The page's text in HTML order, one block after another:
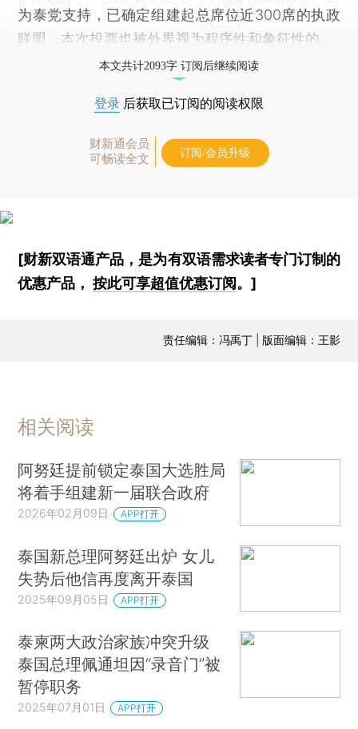
为泰党支持，已确定组建起总席位近300席的执政
联盟，本次投票也被外界视为程序性和象征性的。
本文共计2093字 订阅后继续阅读
登录 后获取已订阅的阅读权限
财新通会员
可畅读全文
订阅/会员升级
[财新双语通产品，是为有双语需求读者专门订制的
优惠产品，按此可享超值优惠订阅。]
责任编辑：冯禹丁 | 版面编辑：王影
相关阅读
阿努廷提前锁定泰国大选胜局
将着手组建新一届联合政府
2026年02月09日 APP打开
泰国新总理阿努廷出炉 女儿
失势后他信再度离开泰国
2025年09月05日 APP打开
泰柬两大政治家族冲突升级
泰国总理佩通坦因“录音门”被
暂停职务
2025年07月01日 APP打开